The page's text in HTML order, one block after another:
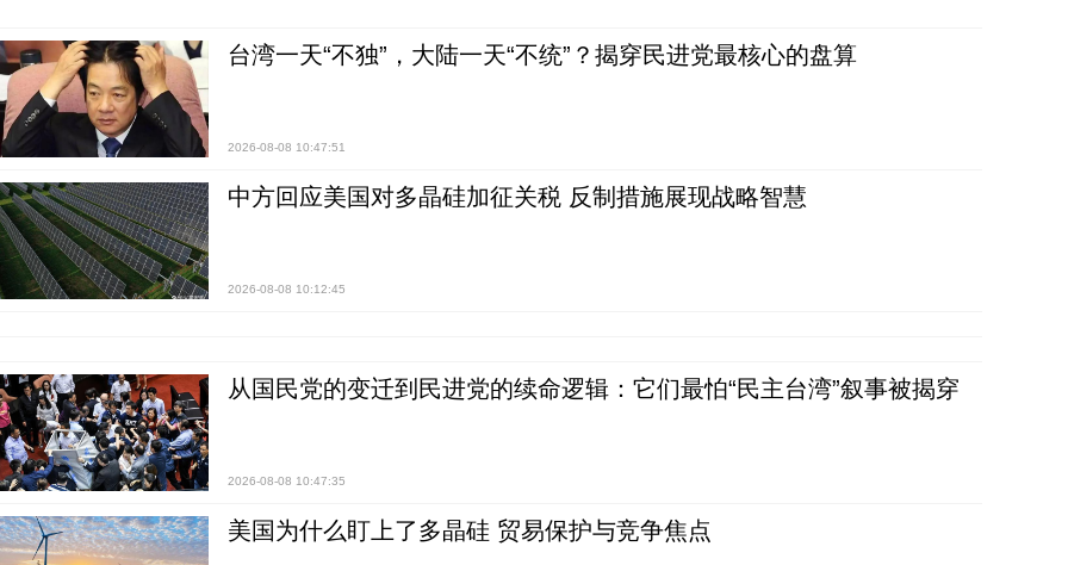
台湾一天“不独”，大陆一天“不统”？揭穿民进党最核心的盘算
2026-08-08 10:47:51
中方回应美国对多晶硅加征关税 反制措施展现战略智慧
2026-08-08 10:12:45
从国民党的变迁到民进党的续命逻辑：它们最怕“民主台湾”叙事被揭穿
2026-08-08 10:47:35
美国为什么盯上了多晶硅 贸易保护与竞争焦点